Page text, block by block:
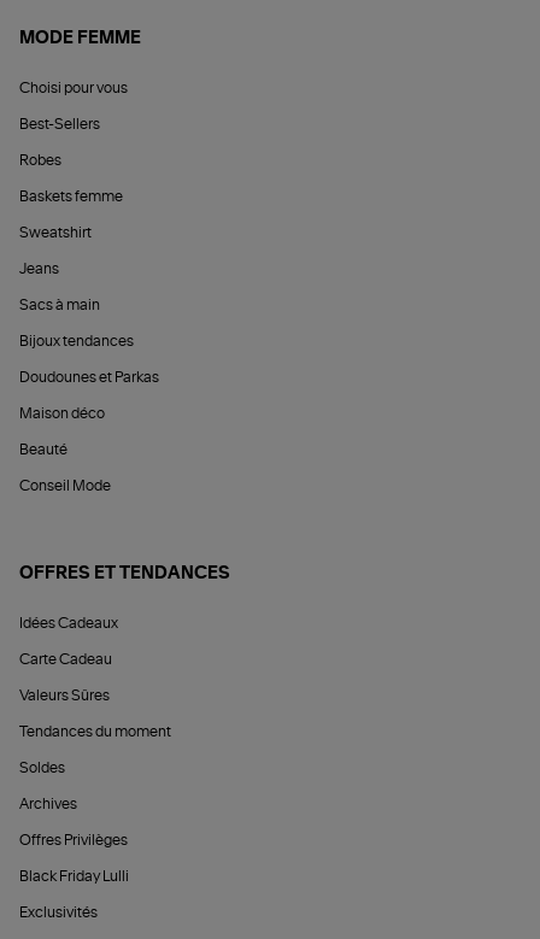
MODE FEMME
Choisi pour vous
Best-Sellers
Robes
Baskets femme
Sweatshirt
Jeans
Sacs à main
Bijoux tendances
Doudounes et Parkas
Maison déco
Beauté
Conseil Mode
OFFRES ET TENDANCES
Idées Cadeaux
Carte Cadeau
Valeurs Sûres
Tendances du moment
Soldes
Archives
Offres Privilèges
Black Friday Lulli
Exclusivités